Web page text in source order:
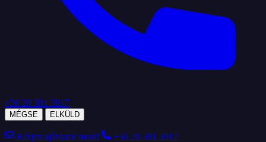
+36 20 381 3917
MÉGSE ELKÜLD
Kérjen ajánlatot most!
+36 20 381 3917